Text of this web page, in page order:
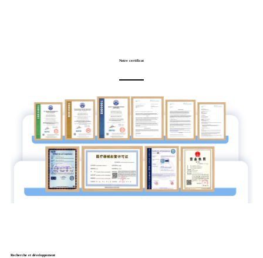
Notre certificat
Recherche et développement